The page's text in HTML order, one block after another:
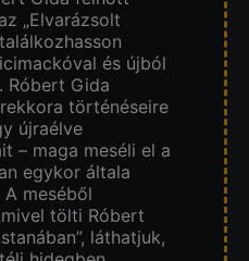
„Elvarázsolt
és újból
Róbert Gida
történéseire
újraélve
– maga meséli el a
egykor általa
meséből
tölti Róbert
láthatjuk,